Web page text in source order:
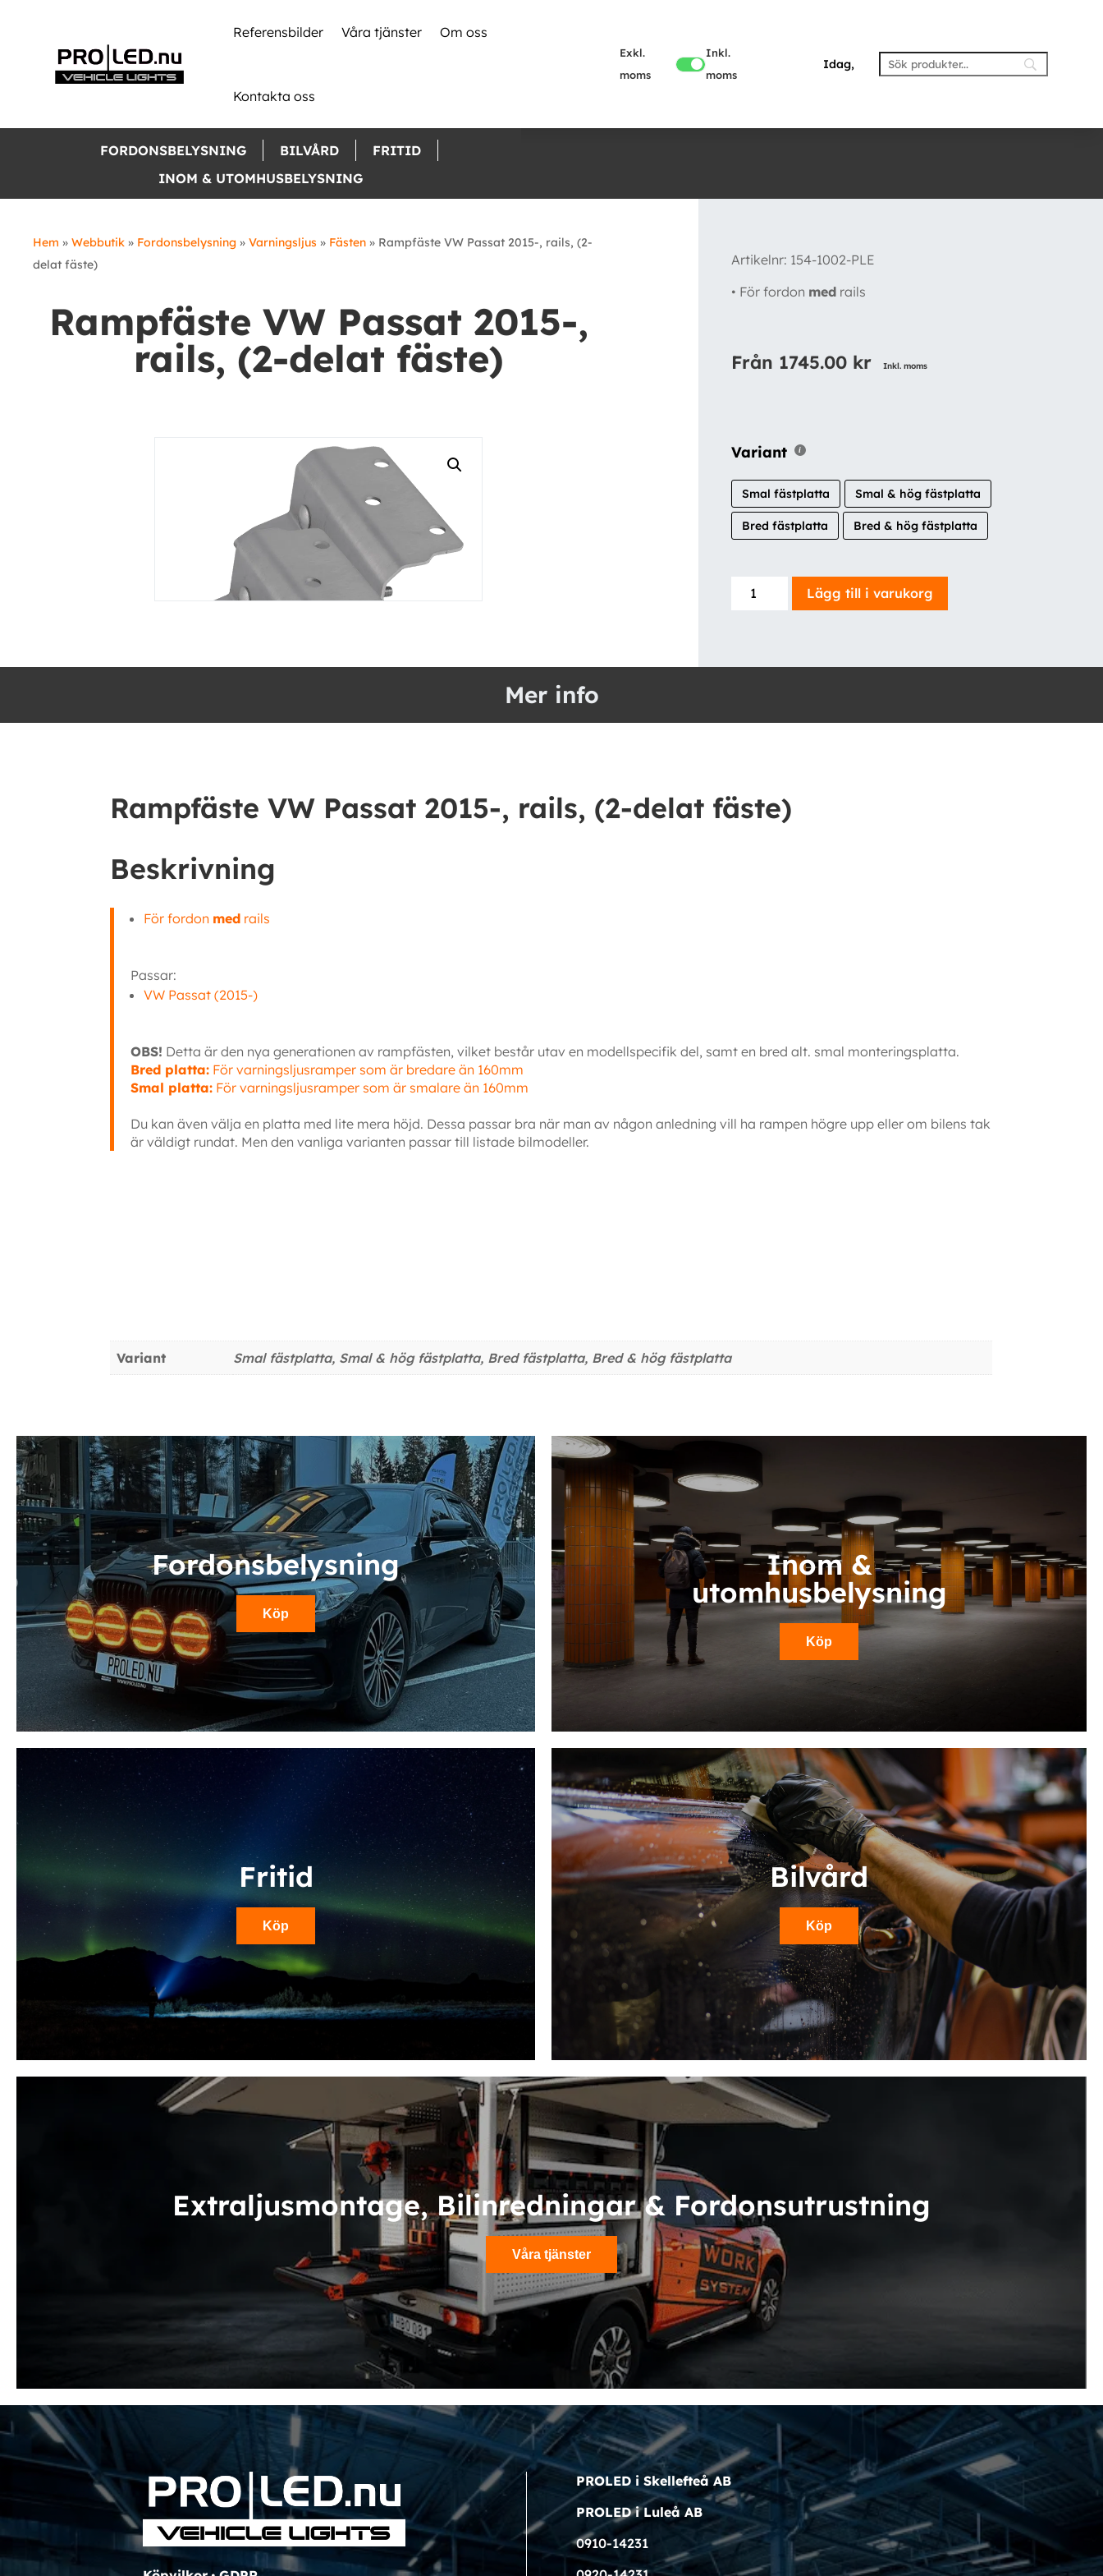
Referensbilder Våra tjänster Om oss
Kontakta oss
Exkl.
moms
Inkl.
moms
Idag,
FORDONSBELYSNING BILVÅRD
FRITID
INOM & UTOMHUSBELYSNING
Hem » Webbutik » Fordonsbelysning » Varningsljus » Fästen » Rampfäste VW Passat 2015-, rails, (2-
delat fäste)
Rampfäste VW Passat 2015-,
rails, (2-delat fäste)
Artikelnr: 154-1002-PLE
• För fordon medrails
Från 1745.00 kr Inkl. moms
Variant
Smal fästplatta Smal & hög fästplatta
Bred fästplatta Bred & hög fästplatta
Rampfäste
delat
Lägg till i varukorg
Mer info
Rampfäste VW Passat 2015-, rails, (2-delat fäste)
Beskrivning
För fordon med rails
Passar:
VW Passat (2015-)
OBS! Detta är den nya generationen av rampfästen, vilket består utav en modellspecifik del, samt en bred alt. smal monteringsplatta.
Bred platta: För varningsljusramper som är bredare än 160mm
Smal platta: För varningsljusramper som är smalare än 160mm
Du kan även välja en platta med lite mera höjd. Dessa passar bra när man av någon anledning vill ha rampen högre upp eller om bilens tak
är väldigt rundat. Men den vanliga varianten passar till listade bilmodeller.
Variant Smal fästplatta, Smal & hög fästplatta, Bred fästplatta, Bred & hög fästplatta
Fordonsbelysning
Köp
Inom &
utomhusbelysning
Köp
Fritid
Köp
Bilvård
Köp
Extraljusmontage, Bilinredningar & Fordonsutrustning
Våra tjänster
PROLED i Skellefteå AB
PROLED i Luleå AB
0910-14231